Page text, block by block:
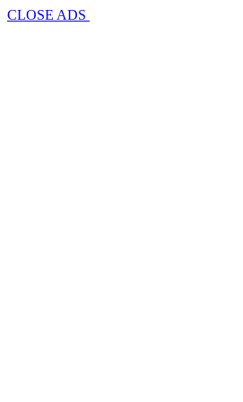
CLOSE ADS